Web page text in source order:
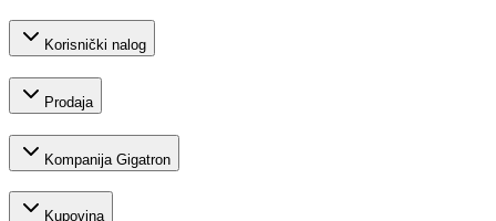
Korisnički nalog
Prodaja
Kompanija Gigatron
Kupovina